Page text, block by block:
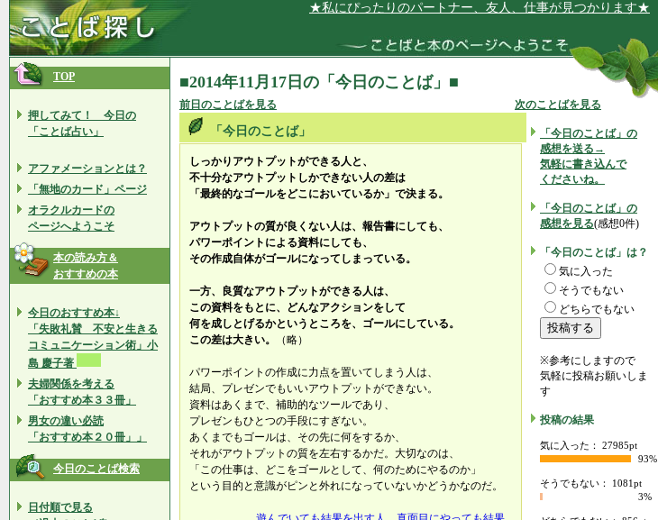
★私にぴったりのパートナー、友人、仕事が見つかります★
TOP
押してみて！ 今日の
「ことば占い」
アファメーションとは？
「無地のカード」ページ
オラクルカードの
ページへようこそ
本の読み方＆
おすすめの本
今日のおすすめ本↓
「失敗礼賛 不安と生きる
コミュニケーション術」小
島 慶子著
夫婦関係を考える
「おすすめ本３３冊」
男女の違い必読
「おすすめ本２０冊」」
今日のことば検索
日付順で見る
■2014年11月17日の「今日のことば」■
前日のことばを見る 次のことばを見る
「今日のことば」
しっかりアウトプットができる人と、
不十分なアウトプットしかできない人の差は
「最終的なゴールをどこにおいているか」で決まる。
アウトプットの質が良くない人は、報告書にしても、
パワーポイントによる資料にしても、
その作成自体がゴールになってしまっている。
一方、良質なアウトプットができる人は、
この資料をもとに、どんなアクションをして
何を成しとげるかというところを、ゴールにしている。
この差は大きい。
（略）
パワーポイントの作成に力点を置いてしまう人は、
結局、プレゼンでもいいアウトプットができない。
資料はあくまで、補助的なツールであり、
プレゼンもひとつの手段にすぎない。
あくまでもゴールは、その先に何をするか、
それがアウトプットの質を左右するかだ。大切なのは、
「この仕事は、どこをゴールとして、何のためにやるのか」
という目的と意識がピンと外れになっていないかどうかなのだ。
「今日のことば」の
感想を送る→
気軽に書き込んで
くださいね。
「今日のことば」の
感想を見る(感想0件)
「今日のことば」は？
気に入った
そうでもない
どちらでもない
※参考にしますので
気軽に投稿お願いしま
す
投稿の結果
気に入った： 27985pt
93%
そうでもない： 1081pt
3%